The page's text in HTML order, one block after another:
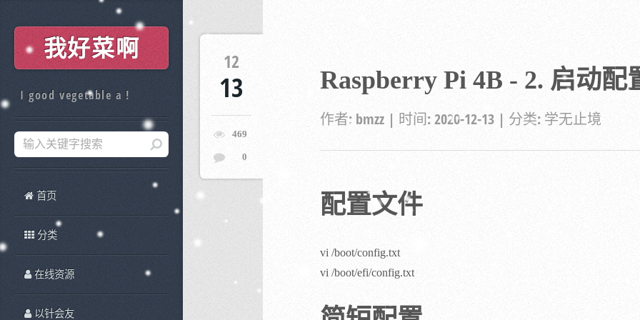
我好菜啊
I good vegetable a !
首页
分类
在线资源
以针会友
Raspberry Pi 4B - 2. 启动配
作者: bmzz | 时间:2020-12-13 | 分类: 学无止境
12
13
469
0
配置文件
vi /boot/config.txt
vi /boot/efi/config.txt